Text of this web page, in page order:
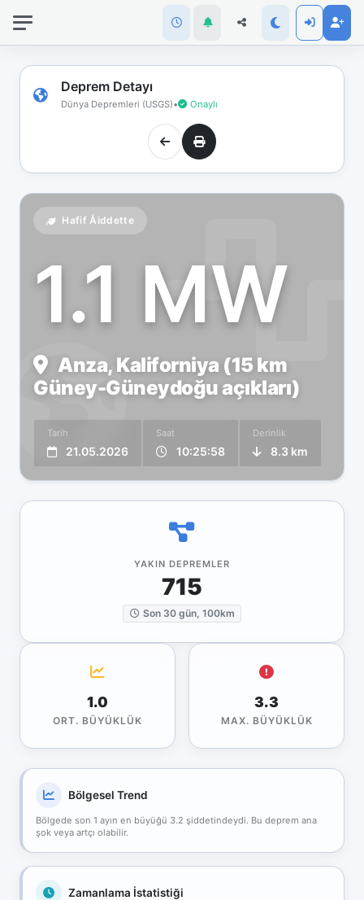
Deprem Detayı
Dünya Depremleri (USGS)• Onaylı
Hafif Åiddette
1.1 MW
Anza, Kaliforniya (15 km
Güney-Güneydoğu açıkları)
Tarih
21.05.2026
Saat
10:25:58
Derinlik
8.3 km
YAKIN DEPREMLER
715
Son 30 gün, 100km
1.0
ORT. BÜYÜKLÜK
3.3
MAX. BÜYÜKLÜK
Bölgesel Trend
Bölgede son 1 ayın en büyüğü 3.2 şiddetindeydi. Bu deprem ana
şok veya artçı olabilir.
Zamanlama İstatistiği
bağlantınız
koptu!
Çevrimdışı
moddasınız.